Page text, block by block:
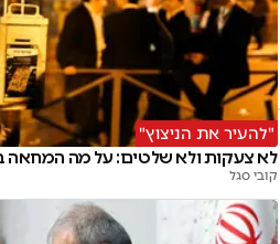
"להעיר את הניצוץ"
לא צעקות ולא שלטים: על מה המחאה
קובי סגל